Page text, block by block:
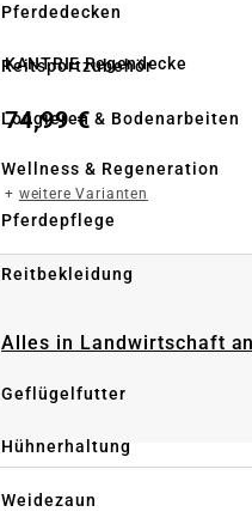
Pferdedecken
Reitsportzubehör
Longieren & Bodenarbeiten
Wellness & Regeneration
Pferdepflege
Reitbekleidung
Alles in Landwirtschaft
Geflügelfutter
Hühnerhaltung
Weidezaun
KANTRIE Regendecke
74,99 €
+ weitere Varianten